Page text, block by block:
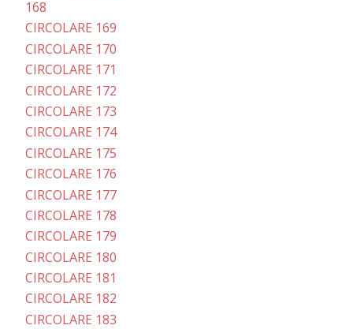
168
CIRCOLARE 169
CIRCOLARE 170
CIRCOLARE 171
CIRCOLARE 172
CIRCOLARE 173
CIRCOLARE 174
CIRCOLARE 175
CIRCOLARE 176
CIRCOLARE 177
CIRCOLARE 178
CIRCOLARE 179
CIRCOLARE 180
CIRCOLARE 181
CIRCOLARE 182
CIRCOLARE 183